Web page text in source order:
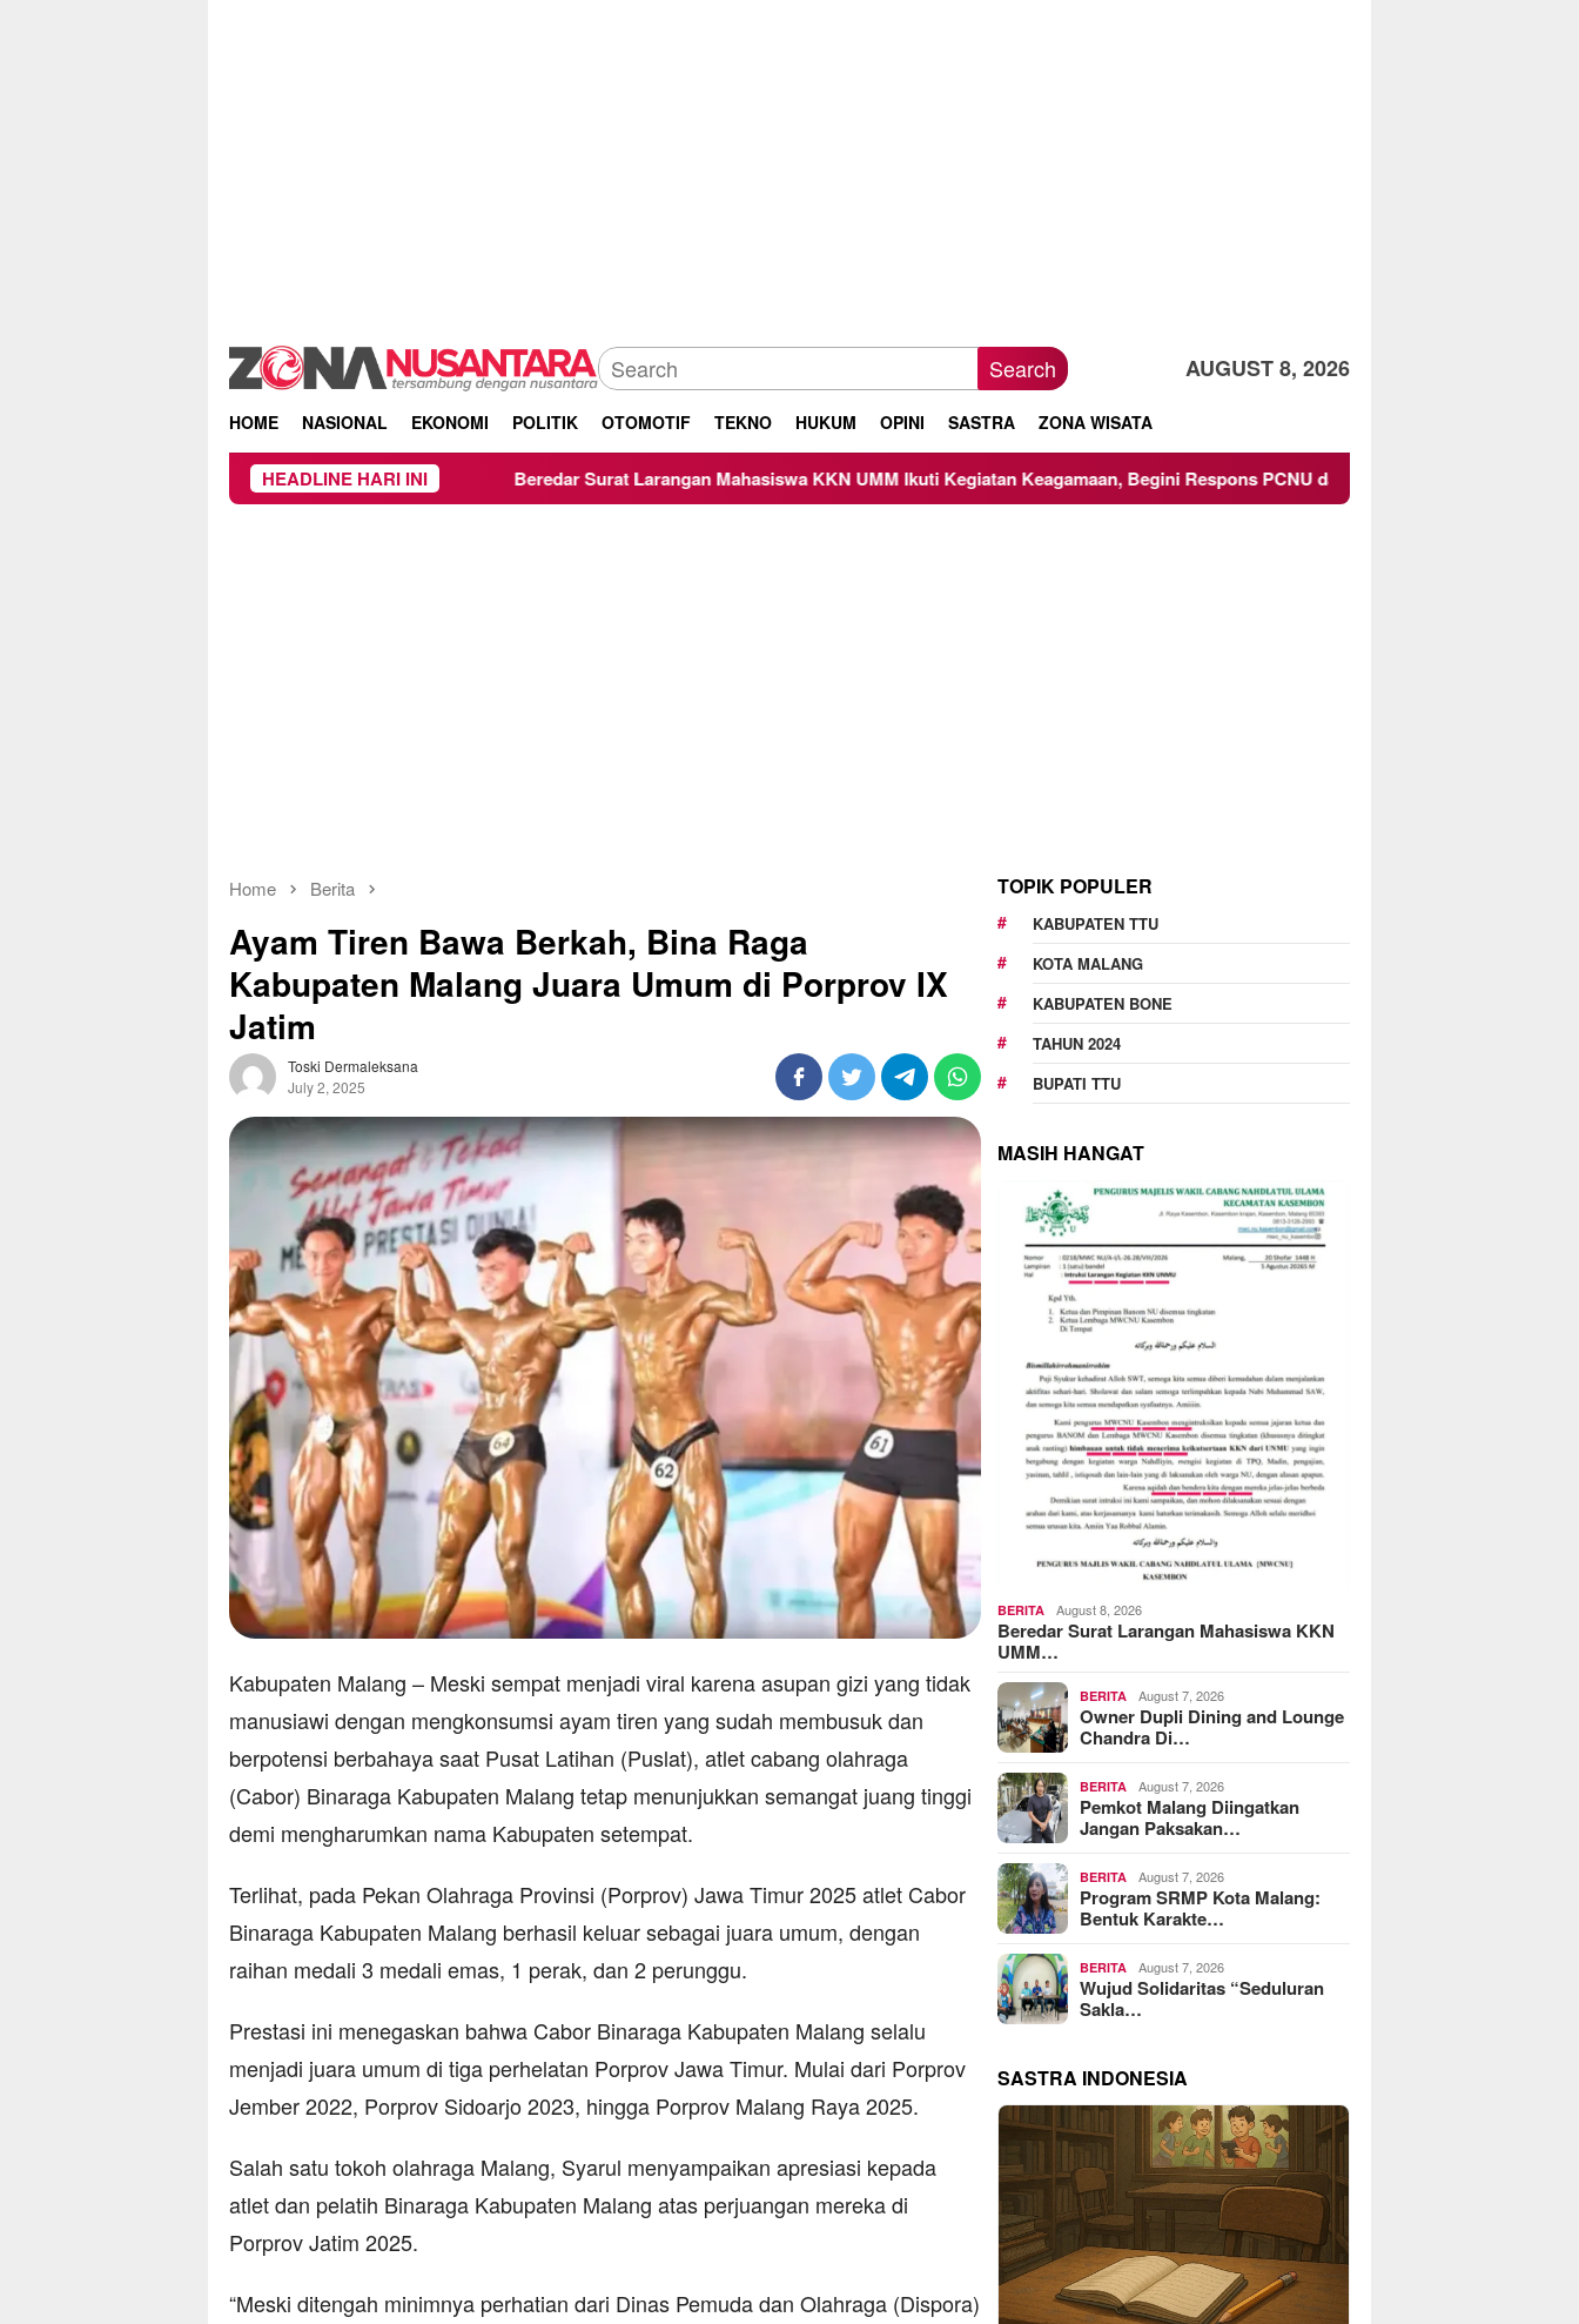
Search AUGUST 8, 2026
HOME NASIONAL EKONOMI POLITIK OTOMOTIF TEKNO HUKUM OPINI SASTRA ZONA WISATA
HEADLINE HARI INI
Beredar Surat Larangan Mahasiswa KKN UMM Ikuti Kegiatan Keagamaan, Begini Respons PCNU dan Kampus Owner Dupli Dining and Lounge
Home Berita
Ayam Tiren Bawa Berkah, Bina Raga
Kabupaten Malang Juara Umum di Porprov IX
Jatim
Toski Dermaleksana
July 2, 2025
Kabupaten Malang – Meski sempat menjadi viral karena asupan gizi yang tidak
manusiawi dengan mengkonsumsi ayam tiren yang sudah membusuk dan
berpotensi berbahaya saat Pusat Latihan (Puslat), atlet cabang olahraga
(Cabor) Binaraga Kabupaten Malang tetap menunjukkan semangat juang tinggi
demi mengharumkan nama Kabupaten setempat.
Terlihat, pada Pekan Olahraga Provinsi (Porprov) Jawa Timur 2025 atlet Cabor
Binaraga Kabupaten Malang berhasil keluar sebagai juara umum, dengan
raihan medali 3 medali emas, 1 perak, dan 2 perunggu.
Prestasi ini menegaskan bahwa Cabor Binaraga Kabupaten Malang selalu
menjadi juara umum di tiga perhelatan Porprov Jawa Timur. Mulai dari Porprov
Jember 2022, Porprov Sidoarjo 2023, hingga Porprov Malang Raya 2025.
Salah satu tokoh olahraga Malang, Syarul menyampaikan apresiasi kepada
atlet dan pelatih Binaraga Kabupaten Malang atas perjuangan mereka di
Porprov Jatim 2025.
“Meski ditengah minimnya perhatian dari Dinas Pemuda dan Olahraga (Dispora)
TOPIK POPULER
KABUPATEN TTU
KOTA MALANG
KABUPATEN BONE
TAHUN 2024
BUPATI TTU
MASIH HANGAT
BERITA August 8, 2026
Beredar Surat Larangan Mahasiswa KKN
UMM…
BERITA August 7, 2026
Owner Dupli Dining and Lounge
Chandra Di…
BERITA August 7, 2026
Pemkot Malang Diingatkan
Jangan Paksakan…
BERITA August 7, 2026
Program SRMP Kota Malang:
Bentuk Karakte…
BERITA August 7, 2026
Wujud Solidaritas “Seduluran
Sakla…
SASTRA INDONESIA